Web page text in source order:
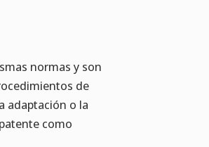
normas y son
de
adaptación o la
como